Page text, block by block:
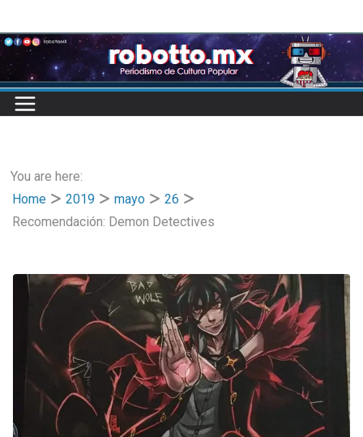
to
content
You are here:
Home
2019 mayo
26
Recomendación: Demon Detectives